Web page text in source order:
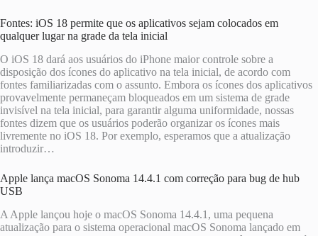
Fontes: iOS 18 permite que os aplicativos sejam colocados em
qualquer lugar na grade da tela inicial
O iOS 18 dará aos usuários do iPhone maior controle sobre a
disposição dos ícones do aplicativo na tela inicial, de acordo com
fontes familiarizadas com o assunto. Embora os ícones dos aplicativos
provavelmente permaneçam bloqueados em um sistema de grade
invisível na tela inicial, para garantir alguma uniformidade, nossas
fontes dizem que os usuários poderão organizar os ícones mais
livremente no iOS 18. Por exemplo, esperamos que a atualização
introduzir…
Apple lança macOS Sonoma 14.4.1 com correção para bug de hub
USB
A Apple lançou hoje o macOS Sonoma 14.4.1, uma pequena
atualização para o sistema operacional macOS Sonoma lançado em